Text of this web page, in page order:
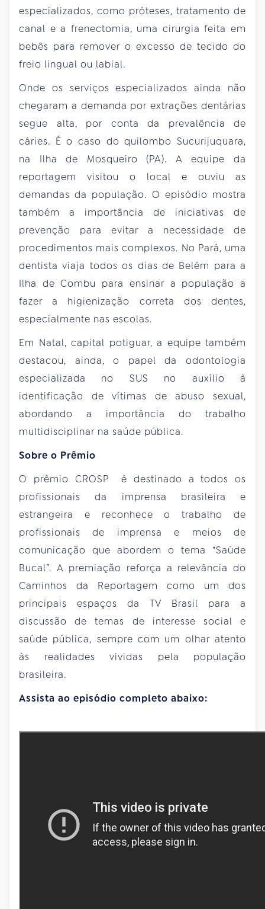
especializados, como próteses, tratamento de
canal e a frenectomia, uma cirurgia feita em
bebês para remover o excesso de tecido do
freio lingual ou labial.
Onde os serviços especializados ainda não
chegaram a demanda por extrações dentárias
segue alta, por conta da prevalência de
cáries. É o caso do quilombo Sucurijuquara,
na Ilha de Mosqueiro (PA). A equipe da
reportagem visitou o local e ouviu as
demandas da população. O episódio mostra
também a importância de iniciativas de
prevenção para evitar a necessidade de
procedimentos mais complexos. No Pará, uma
dentista viaja todos os dias de Belém para a
Ilha de Combu para ensinar a população a
fazer a higienização correta dos dentes,
especialmente nas escolas.
Em Natal, capital potiguar, a equipe também
destacou, ainda, o papel da odontologia
especializada no SUS no auxílio à
identificação de vítimas de abuso sexual,
abordando a importância do trabalho
multidisciplinar na saúde pública.
Sobre o Prêmio
O prêmio CROSP é destinado a todos os
profissionais da imprensa brasileira e
estrangeira e reconhece o trabalho de
profissionais de imprensa e meios de
comunicação que abordem o tema “Saúde
Bucal”. A premiação reforça a relevância do
Caminhos da Reportagem como um dos
principais espaços da TV Brasil para a
discussão de temas de interesse social e
saúde pública, sempre com um olhar atento
às realidades vividas pela população
brasileira.
Assista ao episódio completo abaixo: